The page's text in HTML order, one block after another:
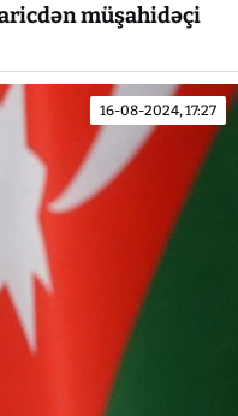
müşahidəçi
16-08-2024, 17:27